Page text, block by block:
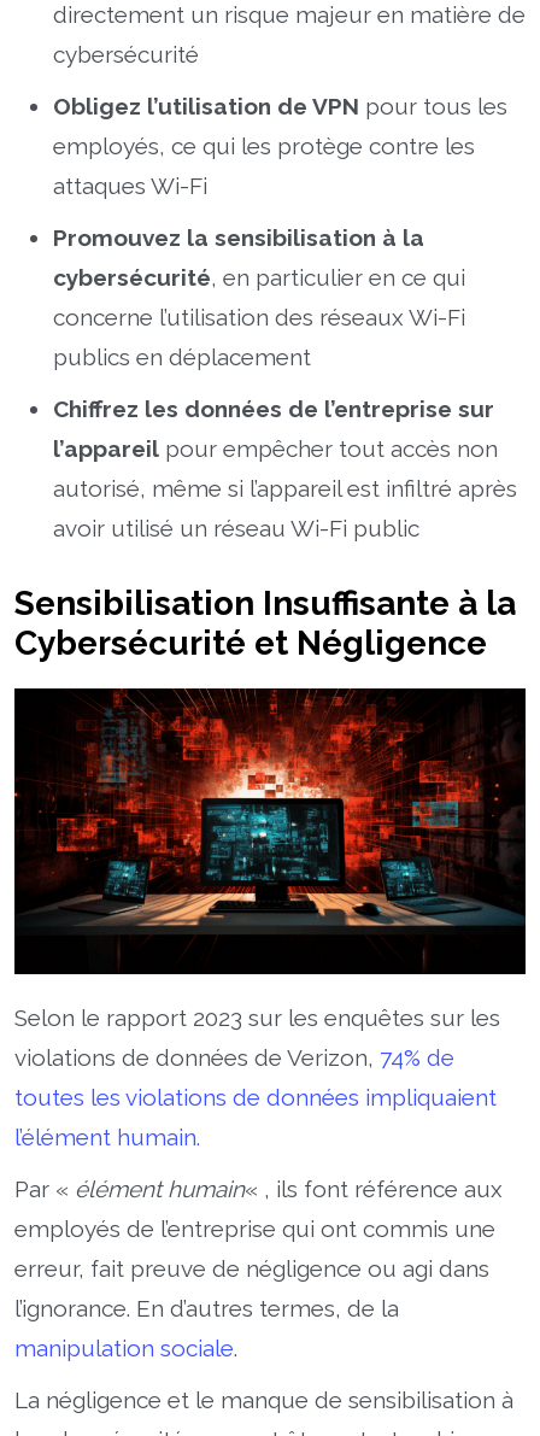
directement un risque majeur en matière de
cybersécurité
Obligez l’utilisation de VPN pour tous les
employés, ce qui les protège contre les
attaques Wi-Fi
Promouvez la sensibilisation à la
cybersécurité, en particulier en ce qui
concerne l’utilisation des réseaux Wi-Fi
publics en déplacement
Chiffrez les données de l’entreprise sur
l’appareil pour empêcher tout accès non
autorisé, même si l’appareil est infiltré après
avoir utilisé un réseau Wi-Fi public
Sensibilisation Insuffisante à la
Cybersécurité et Négligence
Selon le rapport 2023 sur les enquêtes sur les
violations de données de Verizon, 74% de
toutes les violations de données impliquaient
l’élément humain.
Par « élément humain« , ils font référence aux
employés de l’entreprise qui ont commis une
erreur, fait preuve de négligence ou agi dans
l’ignorance. En d’autres termes, de la
manipulation sociale.
La négligence et le manque de sensibilisation à